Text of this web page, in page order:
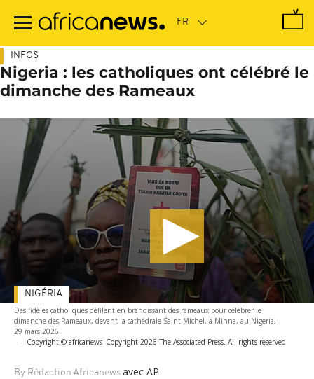
contenu
INFOS
Nigeria : les catholiques ont célébré le
dimanche des Rameaux
Des fidèles catholiques défilent en brandissant des rameaux pour célébrer le
dimanche des Rameaux, devant la cathédrale Saint-Michel, à Minna, au Nigeria,
29 mars 2026.
- Copyright © africanews Copyright 2026 The Associated Press. All rights reserved
By Rédaction Africanews avec AP
NIGÉRIA